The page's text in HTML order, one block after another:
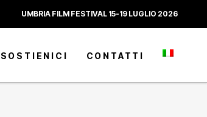
UMBRIA FILM FESTIVAL 15-19 LUGLIO 2026
SOSTIENICI CONTATTI